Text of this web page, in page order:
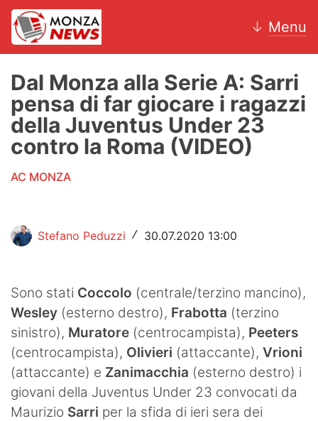
↓ Menu
News
AC Monza
Calcio
Volley
Altri sport
Hockey
Pallanuoto
Pallamano
Dal Monza alla Serie A: Sarri
pensa di far giocare i ragazzi
della Juventus Under 23
contro la Roma (VIDEO)
AC MONZA
Stefano Peduzzi / 30.07.2020 13:00
Sono stati Coccolo (centrale/terzino mancino),
Wesley (esterno destro), Frabotta (terzino
sinistro), Muratore (centrocampista), Peeters
(centrocampista), Olivieri (attaccante), Vrioni
(attaccante) e Zanimacchia (esterno destro) i
giovani della Juventus Under 23 convocati da
Maurizio Sarri per la sfida di ieri sera dei